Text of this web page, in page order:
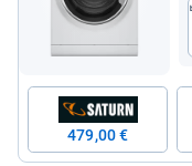
479,00 €